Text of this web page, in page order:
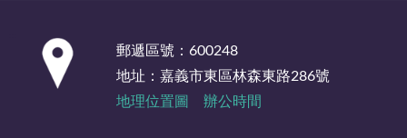
郵遞區號：600248
地址：嘉義市東區林森東路286號
地理位置圖
辦公時間